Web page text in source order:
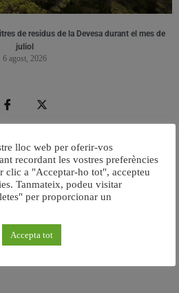
de residus de la Devesa durant el mes de
juliol
6 agost, 2026
lloc web per oferir-vos
recordant les vostres preferències
clic a "Acceptar-ho tot", accepteu
Tanmateix, podeu visitar
per proporcionar un
Accepta tot